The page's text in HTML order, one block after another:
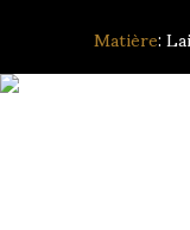
Matière: